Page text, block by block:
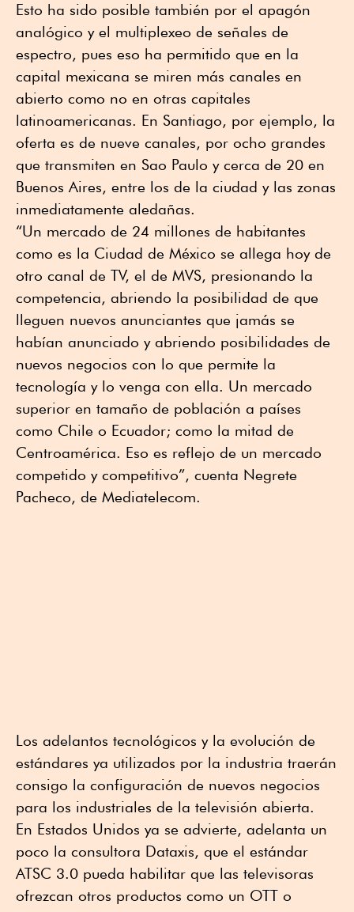
Esto ha sido posible también por el apagón
analógico y el multiplexeo de señales de
espectro, pues eso ha permitido que en la
capital mexicana se miren más canales en
abierto como no en otras capitales
latinoamericanas. En Santiago, por ejemplo, la
oferta es de nueve canales, por ocho grandes
que transmiten en Sao Paulo y cerca de 20 en
Buenos Aires, entre los de la ciudad y las zonas
inmediatamente aledañas.
“Un mercado de 24 millones de habitantes
como es la Ciudad de México se allega hoy de
otro canal de TV, el de MVS, presionando la
competencia, abriendo la posibilidad de que
lleguen nuevos anunciantes que jamás se
habían anunciado y abriendo posibilidades de
nuevos negocios con lo que permite la
tecnología y lo venga con ella. Un mercado
superior en tamaño de población a países
como Chile o Ecuador; como la mitad de
Centroamérica. Eso es reflejo de un mercado
competido y competitivo”, cuenta Negrete
Pacheco, de Mediatelecom.
Los adelantos tecnológicos y la evolución de
estándares ya utilizados por la industria traerán
consigo la configuración de nuevos negocios
para los industriales de la televisión abierta.
En Estados Unidos ya se advierte, adelanta un
poco la consultora Dataxis, que el estándar
ATSC 3.0 pueda habilitar que las televisoras
ofrezcan otros productos como un OTT o